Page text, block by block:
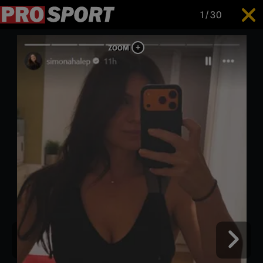
1 /30